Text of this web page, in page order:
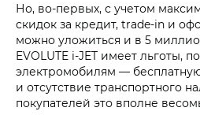
Но, во-первых, с учетом
скидок за кредит, trade-in и
можно уложиться и в 5
EVOLUTE i‑JET имеет льготы,
электромобилям —
и отсутствие транспортного
покупателей это вполне